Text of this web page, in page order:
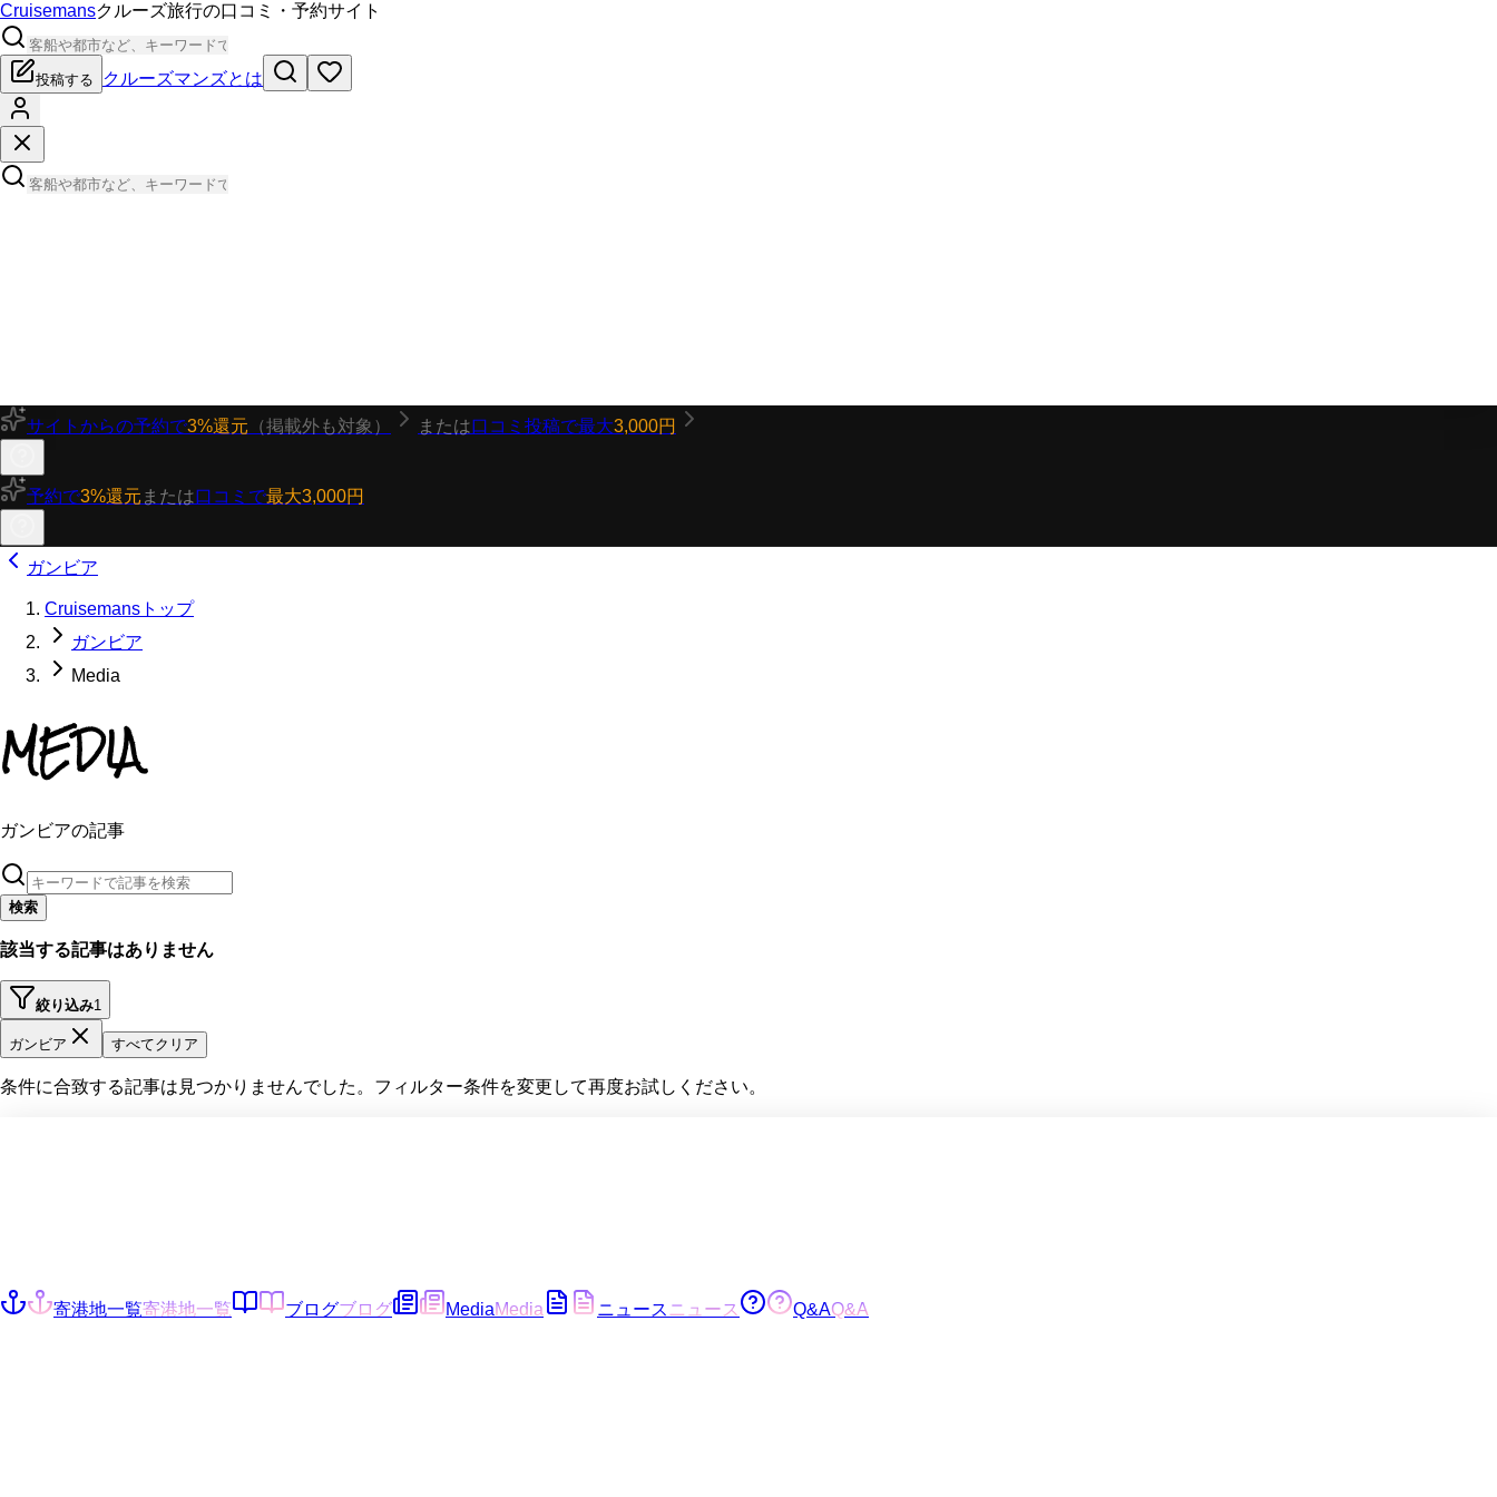
Cruisemansクルーズ旅行の口コミ・予約サイト
投稿する クルーズマンズとは
サイトからの予約で3%還元 （掲載外も対象） または口コミ投稿で最大3,000円
予約で3%還元 または口コミで最大3,000円
ガンビア
Cruisemansトップ
ガンビア
Media
MEDIA
ガンビアの記事
検索
該当する記事はありません
絞り込み1
ガンビア すべてクリア
条件に合致する記事は見つかりませんでした。フィルター条件を変更して再度お試しください。
寄港地一覧寄港地一覧 ブログブログ MediaMedia ニュース ニュース Q&AQ&A